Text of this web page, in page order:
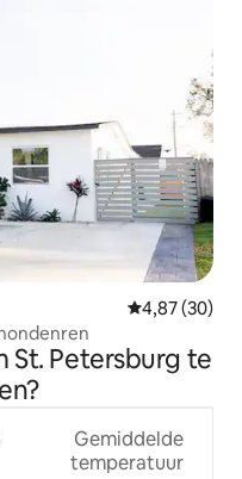
Gemiddelde
4,87 (30)
St. Petersburg te
Gemiddelde
temperatuur